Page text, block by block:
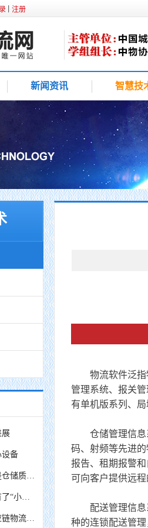
注册
新闻资讯 智慧技
展
设备
一文看懂：什么是仓储质押融资？
智能分拣：快递有了“小橙人” 信息化引领物流日新月异
大解析！降低供应链物流成本的技巧分析
物流软件泛指物
管理系统、报关
有单机版系列、
仓储管理信息系
码、射频等先进
报告、租期报警
可向客户提供远
配送管理信息系
种的连锁配送管